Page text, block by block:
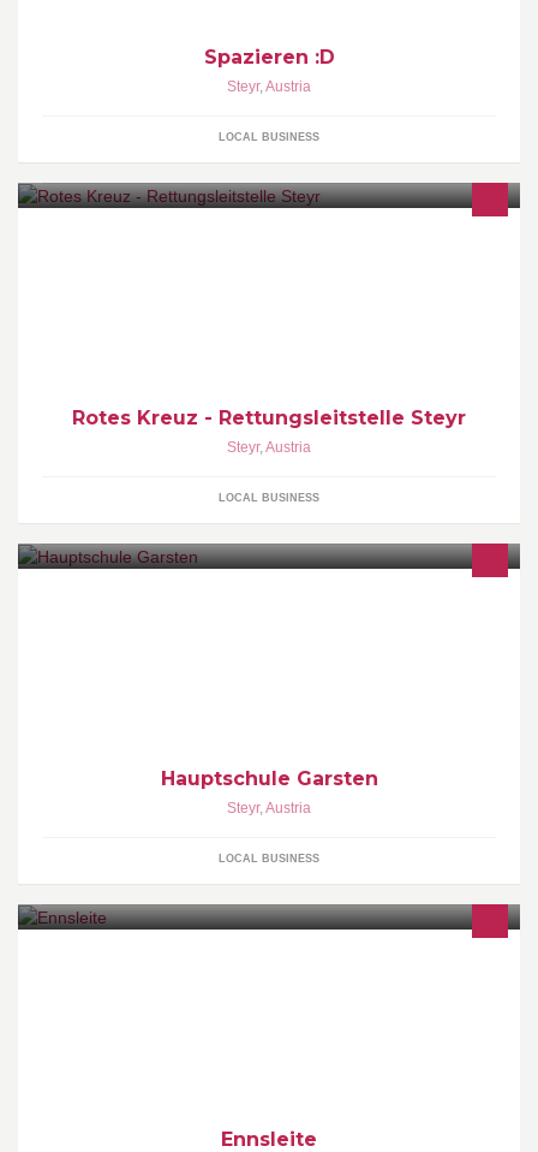
Spazieren :D
Steyr,Austria
LOCAL BUSINESS
Rotes Kreuz - Rettungsleitstelle Steyr
Steyr,Austria
LOCAL BUSINESS
Hauptschule Garsten
Steyr,Austria
LOCAL BUSINESS
Ennsleite